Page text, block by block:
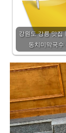
강원도 강릉 맛집
동치미막국수